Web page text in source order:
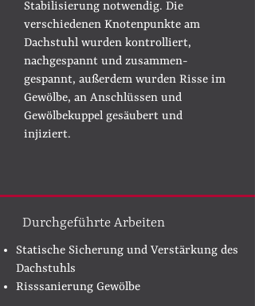
Stabilisierung notwendig. Die
verschiedenen Knotenpunkte am
Dachstuhl wurden kontrolliert,
nachgespannt und zusammen-
gespannt, außerdem wurden Risse im
Gewölbe, an Anschlüssen und
Gewölbekuppel gesäubert und
injiziert.
Durchgeführte Arbeiten
​​Statische Sicherung und Verstärkung des
Dachstuhls
Risssanierung Gewölbe